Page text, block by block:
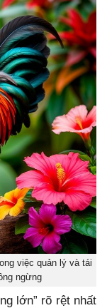
việc quản lý và tái
ngừng
lớn” rõ rệt nhất